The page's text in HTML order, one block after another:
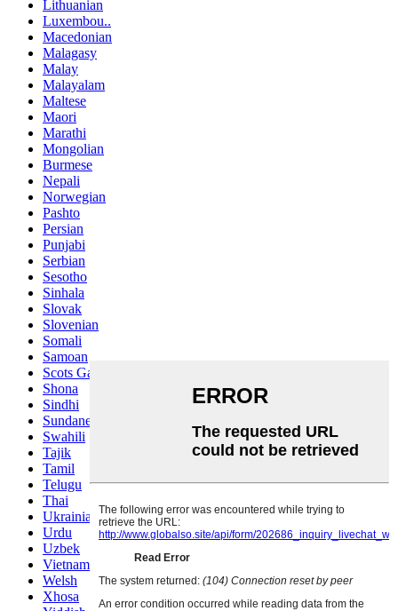
Lithuanian
Luxembou..
Macedonian
Malagasy
Malay
Malayalam
Maltese
Maori
Marathi
Mongolian
Burmese
Nepali
Norwegian
Pashto
Persian
Punjabi
Serbian
Sesotho
Sinhala
Slovak
Slovenian
Somali
Samoan
Scots Gaelic
Shona
Sindhi
Sundanese
Swahili
Tajik
Tamil
Telugu
Thai
Ukrainian
Urdu
Uzbek
Vietnamese
Welsh
Xhosa